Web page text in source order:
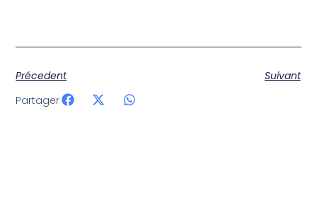
Précedent
Suivant
Partager